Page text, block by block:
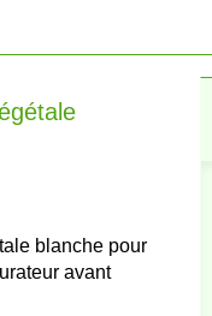
blanche pour
avant